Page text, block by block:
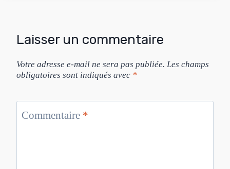
Laisser un commentaire
Votre adresse e-mail ne sera pas publiée. Les champs
obligatoires sont indiqués avec *
Commentaire *